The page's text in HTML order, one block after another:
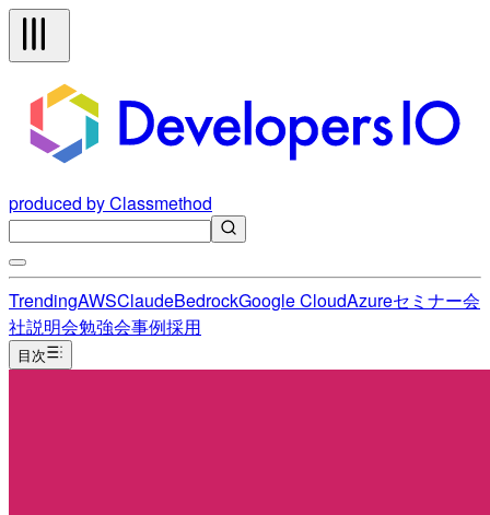
produced by Classmethod
TrendingAWSClaudeBedrockGoogle CloudAzureセミナー会
社説明会勉強会事例採用
目次